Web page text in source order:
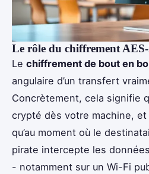
Le rôle du chiffrement
Le chiffrement de bout en
angulaire d’un transfert
Concrètement, cela signifie
crypté dès votre machine,
qu’au moment où le
pirate intercepte les
- notamment sur un Wi-Fi